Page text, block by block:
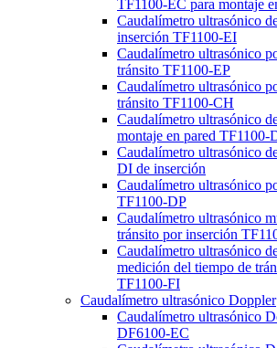
TF1100-EC para montaje
Caudalímetro ultrasónico
inserción TF1100-EI
Caudalímetro ultrasónico
tránsito TF1100-EP
Caudalímetro ultrasónico
tránsito TF1100-CH
Caudalímetro ultrasónico
montaje en pared TF1100-
Caudalímetro ultrasónico
DI de inserción
Caudalímetro ultrasónico
TF1100-DP
Caudalímetro ultrasónico
tránsito por inserción
Caudalímetro ultrasónico
medición del tiempo de
TF1100-FI
Caudalímetro ultrasónico Doppler
Caudalímetro ultrasónico
DF6100-EC